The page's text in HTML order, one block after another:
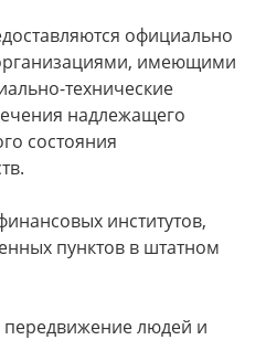
официально
имеющими
технические
надлежащего
состояния
институтов,
пунктов в штатном
людей и